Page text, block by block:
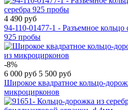
4 490 руб
94-110-01477-1 - Разъемное кольцо
925 пробы
-8%
6 000 руб 5 500 руб
Широкое квадратное кольцо-
микроцирконов